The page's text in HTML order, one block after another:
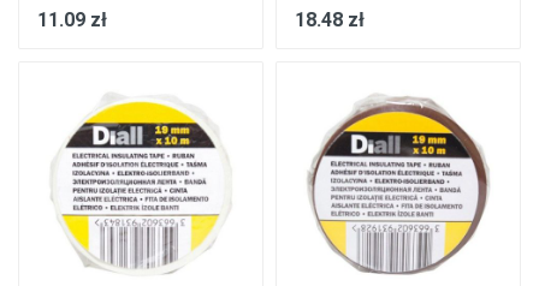
11.09 zł 18.48 zł